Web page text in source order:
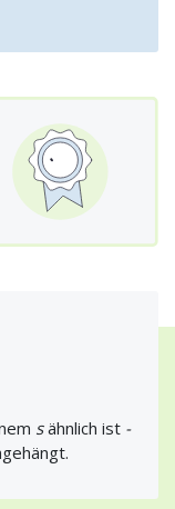
sähnlich ist -